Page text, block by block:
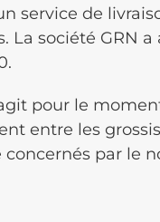
service de
La société GRN
pour le
entre les
par le